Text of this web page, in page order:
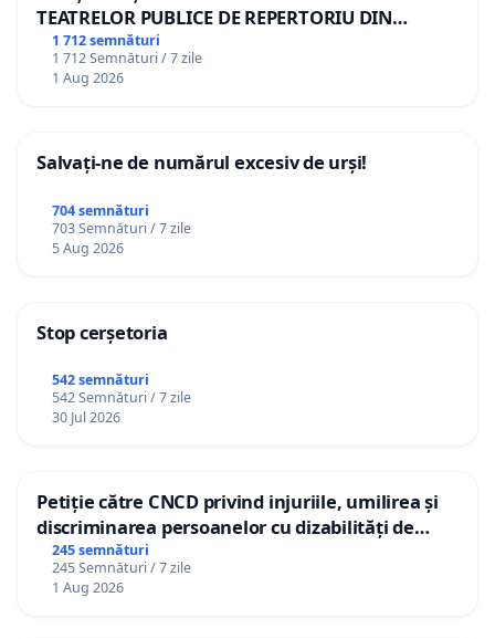
TEATRELOR PUBLICE DE REPERTORIU DIN
ROMÂNIA
1 712 semnături
1 712 Semnături / 7 zile
1 Aug 2026
Salvați-ne de numărul excesiv de urși!
704 semnături
703 Semnături / 7 zile
5 Aug 2026
Stop cerșetoria
542 semnături
542 Semnături / 7 zile
30 Jul 2026
Petiție către CNCD privind injuriile, umilirea și
discriminarea persoanelor cu dizabilități de
către utilizatorul TikTok „Gorici”
245 semnături
245 Semnături / 7 zile
1 Aug 2026